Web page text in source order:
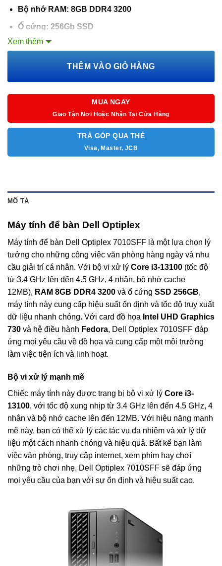
Bộ nhớ RAM: 8GB DDR4 3200
Ổ cứng: 256Gb SSD
Card đồ họa: Intel UHD Graphics 730
Hệ điều hành: Fedora
Xem thêm
THÊM VÀO GIỎ HÀNG
MUA NGAY
Giao Tận Nơi Hoặc Nhận Tại Cửa Hàng
TRẢ GÓP QUA THẺ
Visa, Master, JCB
MÔ TẢ
Máy tính để bàn Dell Optiplex
Máy tính để bàn Dell Optiplex 7010SFF là một lựa chọn lý
tưởng cho những công việc văn phòng hàng ngày và nhu
cầu giải trí cá nhân. Với bộ vi xử lý Core i3-13100 (tốc độ
từ 3.4 GHz lên đến 4.5 GHz, 4 nhân, bộ nhớ cache
12MB), RAM 8GB DDR4 3200 và ổ cứng SSD 256GB,
máy tính này cung cấp hiệu suất ổn định và tốc độ truy xuất
dữ liệu nhanh chóng. Với card đồ họa Intel UHD Graphics
730 và hệ điều hành Fedora, Dell Optiplex 7010SFF đáp
ứng mọi yêu cầu về đồ họa và cung cấp một môi trường
làm việc tiện ích và linh hoạt.
Bộ vi xử lý mạnh mẽ
Chiếc máy tính này được trang bị bộ vi xử lý Core i3-
13100, với tốc độ xung nhịp từ 3.4 GHz lên đến 4.5 GHz, 4
nhân và bộ nhớ cache lên đến 12MB. Với hiệu năng mạnh
mẽ này, bạn có thể xử lý các tác vụ đa nhiệm và xử lý dữ
liệu một cách nhanh chóng và hiệu quả. Bất kể bạn làm
việc văn phòng, truy cập internet, xem phim hay chơi
những trò chơi nhẹ, Dell Optiplex 7010SFF sẽ đáp ứng
mọi yêu cầu của bạn với sự ổn định và hiệu suất cao.